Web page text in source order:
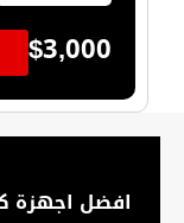
$3,000
افضل اجهزة